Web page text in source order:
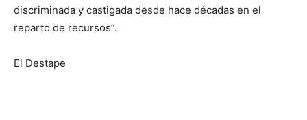
discriminada y castigada desde hace décadas en el
reparto de recursos”.
El Destape